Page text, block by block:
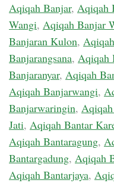
Aqiqah Banjar, Aqiqah
Wangi, Aqiqah Banjar
Banjaran Kulon,
Banjarangsana, Aqiqah
Banjaranyar, Aqiqah
Aqiqah Banjarwangi,
Banjarwaringin,
Jati, Aqiqah Bantar
Aqiqah Bantaragung,
Bantargadung, Aqiqah
Aqiqah Bantarjaya,